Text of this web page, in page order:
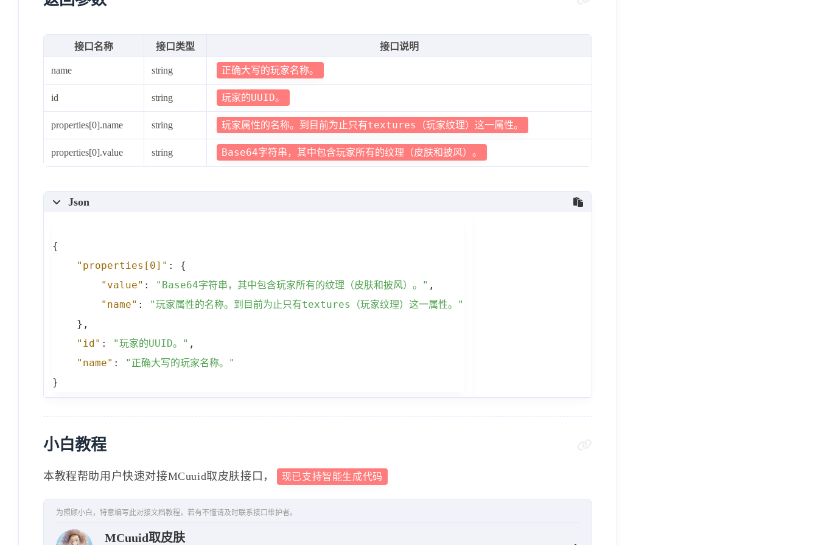
接口名称 接口类型 接口说明
name string 正确大写的玩家名称。
id string 玩家的UUID。
properties[0].name string 玩家属性的名称。到目前为止只有textures（玩家纹理）这一属性。
properties[0].value string Base64字符串，其中包含玩家所有的纹理（皮肤和披风）。
Json
{
"properties[0]" :
{
"value" : "Base64字符串，其中包含玩家所有的纹理（皮肤和披风）。" ,
"name" :
"玩家属性的名称。到目前为止只有textures（玩家纹理）这一属性。"
} ,
"id" : "玩家的UUID。" ,
"name" :
"正确大写的玩家名称。"
}
小白教程
本教程帮助用户快速对接MCuuid取皮肤接口， 现已支持智能生成代码
为照顾小白，特意编写此对接文档教程，若有不懂请及时联系接口维护者。
MCuuid取皮肤